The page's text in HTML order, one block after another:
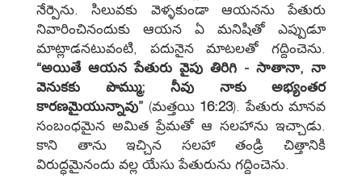
నేర్పెను. సిలువకు వెళ్ళకుండా ఆయనను పేతురు
నివారించినందుకు ఆయన ఏ మనిషితో ఎప్పుడూ
మాట్లాడనటువంటి, పదునైన మాటలతో గద్దించెను.
“అయితే ఆయన పేతురు వైపు తిరిగి - సాతానా, నా
వెనుకకు పొమ్ము; నీవు నాకు అభ్యంతర
కారణమైయున్నావు” (మత్తయి 16:23). పేతురు మానవ
సంబంధమైన అమిత ప్రేమతో ఆ సలహాను ఇచ్చాడు.
కాని తాను ఇచ్చిన సలహా తండ్రి చిత్తానికి
విరుద్ధమైనందు వల్ల యేసు పేతురును గద్దించెను.